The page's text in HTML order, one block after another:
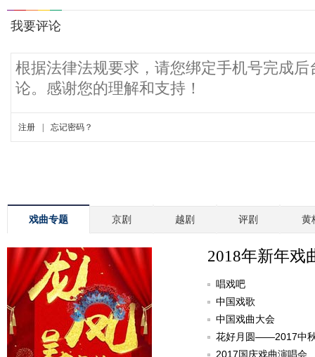
戏曲专题 京剧 越剧 评剧 黄
2018年新年戏
唱戏吧
中国戏歌
中国戏曲大会
花好月圆——2017中
2017国庆戏曲演唱会